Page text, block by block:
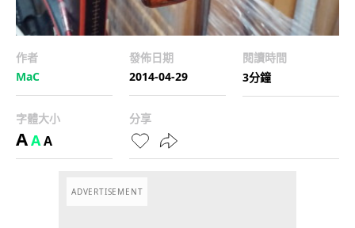
作者
MaC
發佈日期
2014-04-29
閱讀時間
3分鐘
字體大小
AAA
分享
ADVERTISEMENT